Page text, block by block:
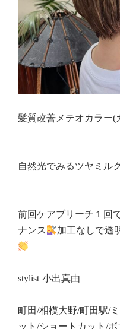
髪質改善メテオカラー(
自然光でみるツヤミル
前回ケアブリーチ１回
ナンス
加工なしで透
stylist 小出真由
町田/相模大野/町田駅/
ット/ショートカット/